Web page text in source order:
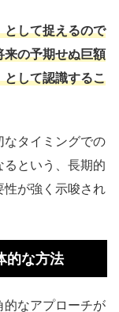
して捉えるので
の予期せぬ巨額
して認識するこ
タイミングでの
という、長期的
性が強く示唆され
的な方法
なアプローチが